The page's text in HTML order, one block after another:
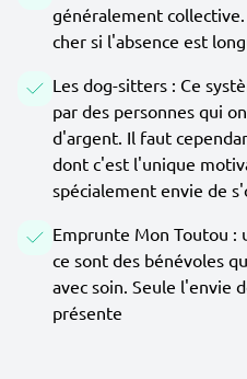
généralement
cher si l'absence est
Les dog-sitters : Ce
par des personnes qui
d'argent. Il faut
dont c'est l'unique
spécialement envie de
Emprunte Mon Toutou :
ce sont des bénévoles
avec soin. Seule l'envie
présente